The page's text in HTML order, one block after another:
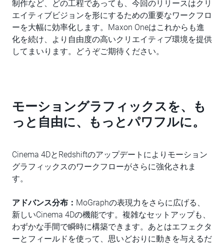
制作など、どの工程であっても、今回のリリースはクリ
エイティブビジョンを形にするための重要なワークフロ
ーを大幅に効率化します。Maxon Oneはこれからも進
化を続け、より自由度の高いクリエイティブ環境を提供
してまいります。どうぞご期待ください。
モーショングラフィックスを、も
っと自由に、もっとパワフルに。
Cinema 4DとRedshiftのアップデートによりモーション
グラフィックスのワークフローがさらに強化されま
す。
アドバンス分布： MoGraphの表現力をさらに広げる、
新しいCinema 4Dの機能です。複雑なセットアップも、
わずかな手間で瞬時に構築できます。あとはエフェクタ
ーとフィールドを使って、思いどおりに動きを与えるだ